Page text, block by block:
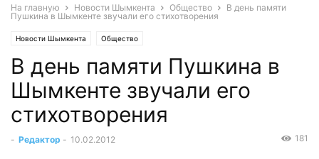
На главную Новости Шымкента Общество
В день памяти
Пушкина в Шымкенте звучали его стихотворения
Новости Шымкента Общество
В день памяти Пушкина в
Шымкенте звучали его
стихотворения
- Редактор - 10.02.2012 181